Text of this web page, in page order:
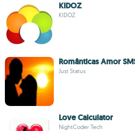
KIDOZ
KIDOZ
Românticas Amor
Just Status
Love Calculator
NightCoder Tech